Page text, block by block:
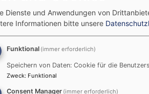
Dienste und Anwendungen von
Informationen bitte unsere
Funktional (immer erforderlich)
Speichern von Daten: Cookie für die
Zweck: Funktional
Consent Manager (immer erforderlich)